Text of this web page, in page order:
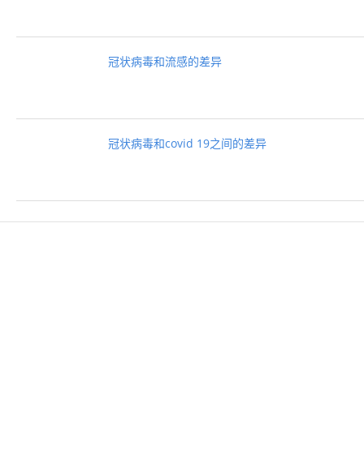
冠状病毒和流感的差异
冠状病毒和covid 19之间的差异